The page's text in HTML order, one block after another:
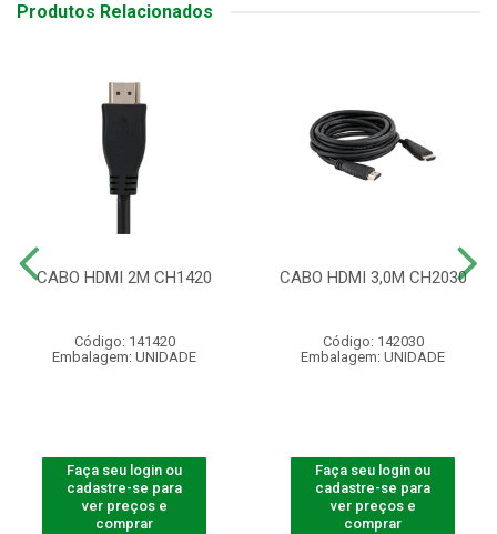
Produtos Relacionados
CABO HDMI 2M CH1420
Código: 141420
Embalagem: UNIDADE
Faça seu login ou
cadastre-se para
ver preços e
comprar
CABO HDMI 3,0M CH2030
Código: 142030
Embalagem: UNIDADE
Faça seu login ou
cadastre-se para
ver preços e
comprar